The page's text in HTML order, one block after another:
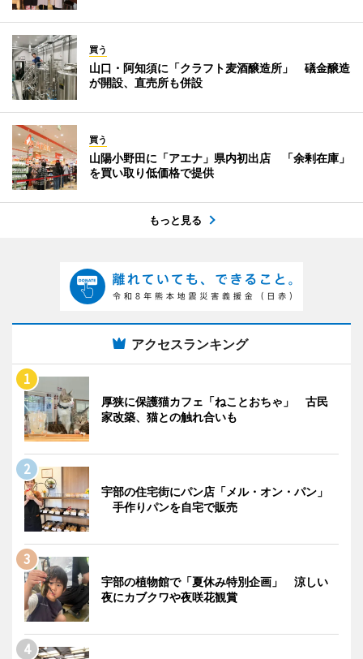
買う
山口・阿知須に「クラフト麦酒醸造所」 礒金醸造
が開設、直売所も併設
買う
山陽小野田に「アエナ」県内初出店 「余剰在庫」
を買い取り低価格で提供
もっと見る
アクセスランキング
厚狭に保護猫カフェ「ねことおちゃ」 古民
家改築、猫との触れ合いも
宇部の住宅街にパン店「メル・オン・パン」
手作りパンを自宅で販売
宇部の植物館で「夏休み特別企画」 涼しい
夜にカブクワや夜咲花観賞